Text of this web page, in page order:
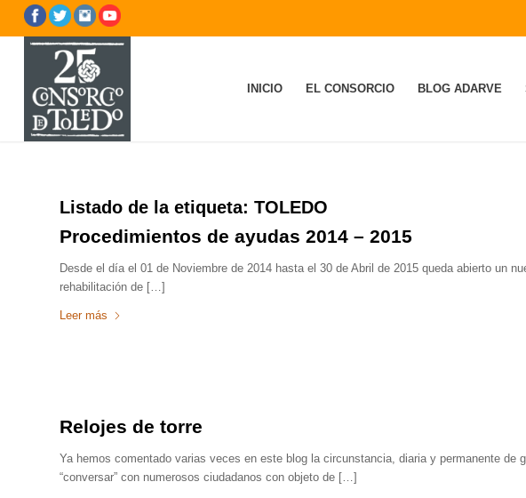
INICIO EL CONSORCIO BLOG ADARVE
Listado de la etiqueta: TOLEDO
Procedimientos de ayudas 2014 – 2015
Desde el día el 01 de Noviembre de 2014 hasta el 30 de Abril de 2015 queda abierto un
rehabilitación de […]
Leer más
Relojes de torre
Ya hemos comentado varias veces en este blog la circunstancia, diaria y permanente de
“conversar” con numerosos ciudadanos con objeto de […]